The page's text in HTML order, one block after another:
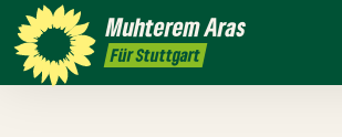
MuhteremAras
Für Stuttgart
Presse Kontakt Live
4 für
mich Stadt